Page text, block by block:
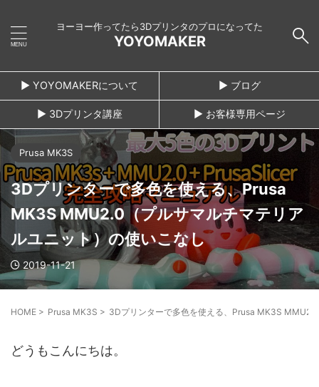
ヨーヨー作ってたら3Dプリンタのプロになってた
YOYOMAKER
► YOYOMAKERについて ► ブログ
► 3Dプリンタ講座 ► お客様専用ページ
Prusa MK3S
3Dプリンターで多色を使える、Prusa
MK3S MMU2.0（プルサマルチマテリア
ルユニット）の使いこなし
2019-11-21
HOME > Prusa MK3S > 3Dプリンターで多色を使える、Prusa MK3S
どうもこんにちは。